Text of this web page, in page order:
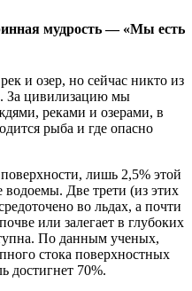
мудрость — «Мы есть
и озер, но сейчас никто из
За цивилизацию мы
реками и озерами, в
рыба и где опасно
лишь 2,5% этой
Две трети (из этих
во льдах, а почти
или залегает в глубоких
По данным ученых,
стока поверхностных
достигнет 70%.